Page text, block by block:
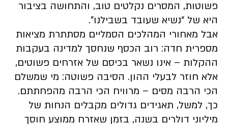
פשוטות, המסרים נקלטים טוב, והתחושה בציבור
היא של “נשיא שעובד בשבילנו”.
אבל מאחורי המהלכים הסמליים מסתתרת מציאות
מספרית חדה: רוב הכסף שנחסך למדינה בעקבות
ההקלות – אינו נשאר בכיסם של אזרחים פשוטים,
אלא חוזר לבעלי ההון. הסיבה פשוטה: מי שמשלם
הכי הרבה מסים – מרוויח הכי הרבה מהפחתתם.
כך, למשל, תאגידים גדולים מקבלים הנחות של
מיליוני דולרים בשנה, בזמן שאזרח ממוצע חוסך